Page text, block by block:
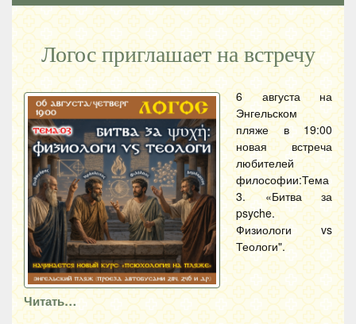
Логос приглашает на встречу
6 августа на
Энгельском
пляже в 19:00
новая встреча
любителей
философии:Тема
3. «Битва за
psyche.
Физиологи vs
Теологи".
Читать…